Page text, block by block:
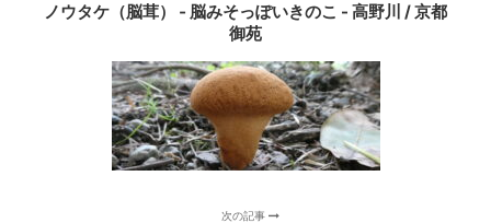
ノウタケ（脳茸） ‐ 脳みそっぽいきのこ - 高野川 / 京都
御苑
次の記事